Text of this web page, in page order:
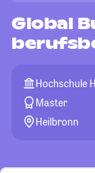
Global
Hochschule
Master
Heilbronn